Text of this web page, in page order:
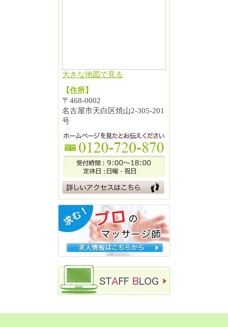
大きな地図で見る
【住所】
〒468-0002
名古屋市天白区焼山2-305-201
号